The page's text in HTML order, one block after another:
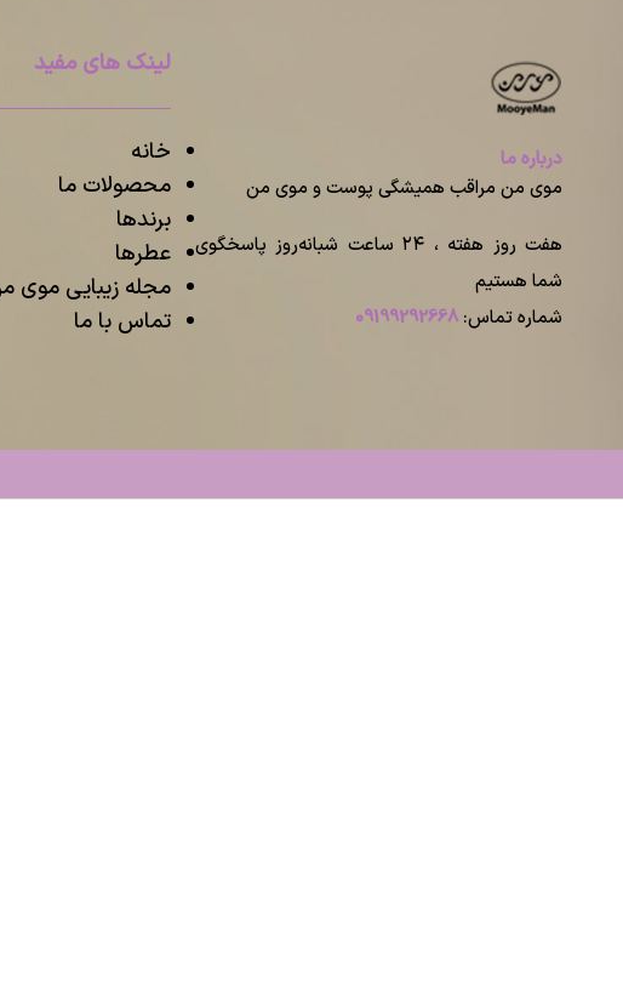
درباره ما
موی من مراقب همیشگی پوست و موی من
هفت روز هفته ، ۲۴ ساعت شبانه‌روز پاسخگوی
شما هستیم
شماره تماس: 09199292668
لینک های مفید
خانه
محصولات ما
برندها
عطرها
مجله زیبایی موی
تماس با ما